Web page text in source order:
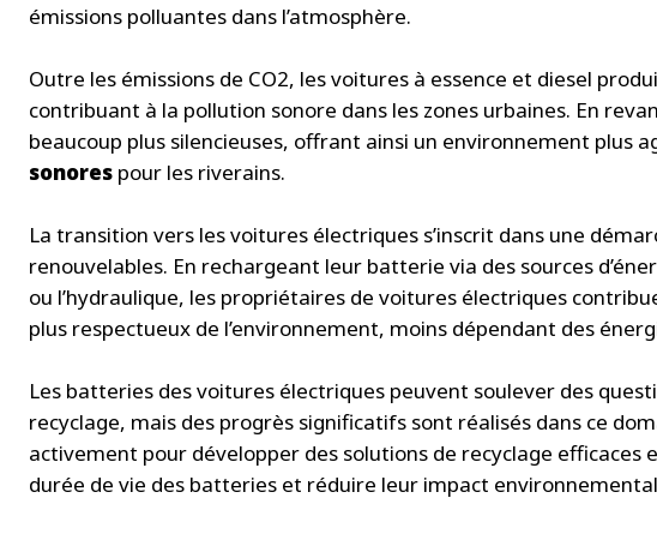
émissions polluantes dans l’atmosphère.
Outre les émissions de CO2, les voitures à essence et diesel
contribuant à la pollution sonore dans les zones urbaines. En
beaucoup plus silencieuses, offrant ainsi un environnement plus
sonores pour les riverains.
La transition vers les voitures électriques s’inscrit dans une
renouvelables. En rechargeant leur batterie via des sources
ou l’hydraulique, les propriétaires de voitures électriques
plus respectueux de l’environnement, moins dépendant des
Les batteries des voitures électriques peuvent soulever des
recyclage, mais des progrès significatifs sont réalisés dans ce
activement pour développer des solutions de recyclage efficaces
durée de vie des batteries et réduire leur impact